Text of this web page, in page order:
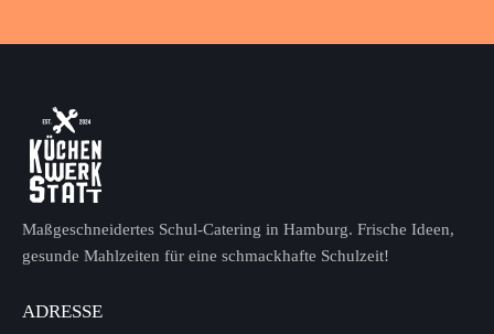
Maßgeschneidertes Schul-Catering in Hamburg. Frische Ideen,
gesunde Mahlzeiten für eine schmackhafte Schulzeit!
ADRESSE